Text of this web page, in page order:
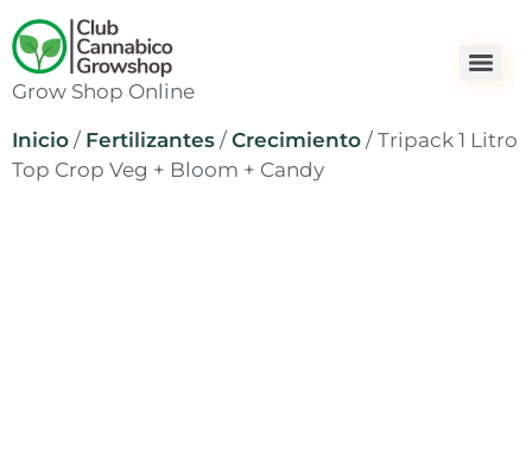
Grow Shop Online
Inicio / Fertilizantes / Crecimiento / Tripack 1 Litro
Top Crop Veg + Bloom + Candy